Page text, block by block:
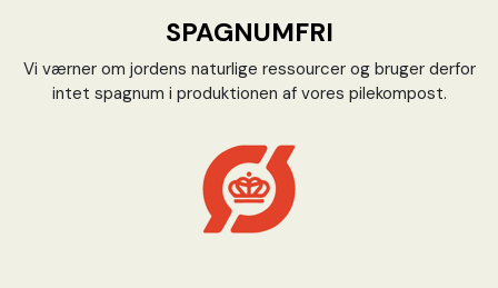
SPAGNUMFRI
Vi værner om jordens naturlige ressourcer og bruger derfor
intet spagnum i produktionen af vores pilekompost.